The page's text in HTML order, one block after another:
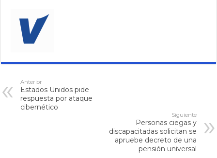
Anterior
Estados Unidos pide
respuesta por ataque
cibernético
Siguiente
Personas ciegas y
discapacitadas solicitan se
apruebe decreto de una
pensión universal